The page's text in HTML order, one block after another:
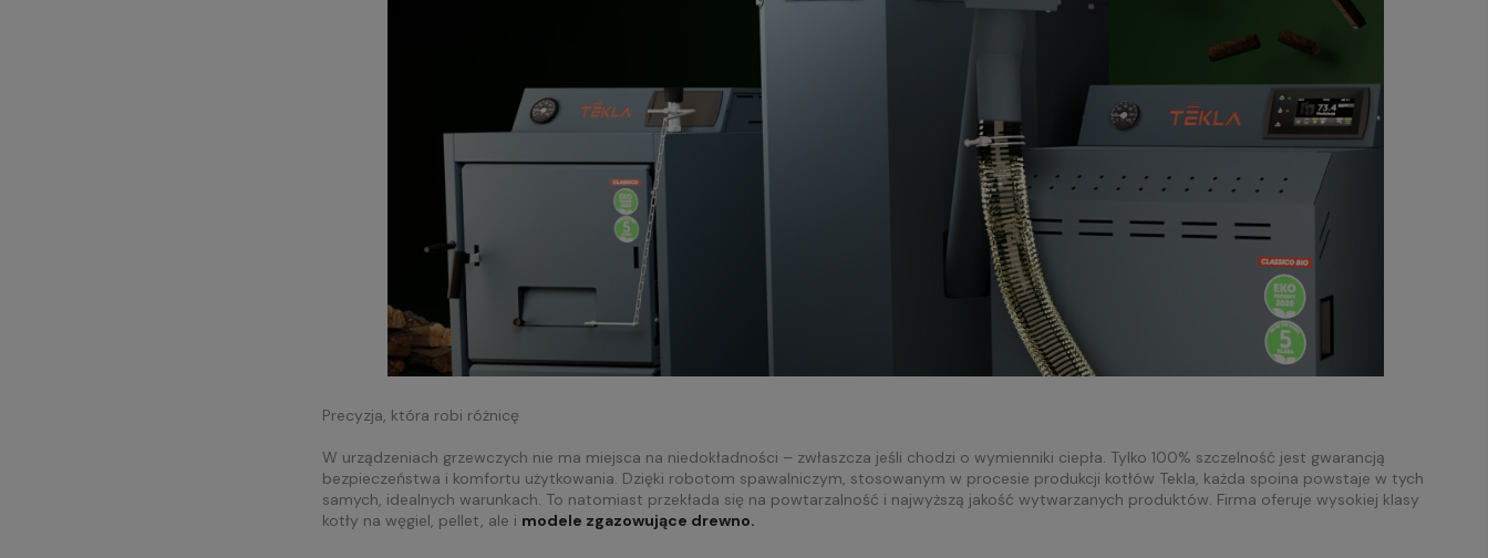
Precyzja, która robi różnicę
W urządzeniach grzewczych nie ma miejsca na niedokładności – zwłaszcza jeśli chodzi o wymienniki ciepła. Tylko 100% szczelność jest gwarancją
bezpieczeństwa i komfortu użytkowania. Dzięki robotom spawalniczym, stosowanym w procesie produkcji kotłów Tekla, każda spoina powstaje w tych
samych, idealnych warunkach. To natomiast przekłada się na powtarzalność i najwyższą jakość wytwarzanych produktów. Firma oferuje wysokiej klasy
kotły na węgiel, pellet, ale i modele zgazowujące drewno.